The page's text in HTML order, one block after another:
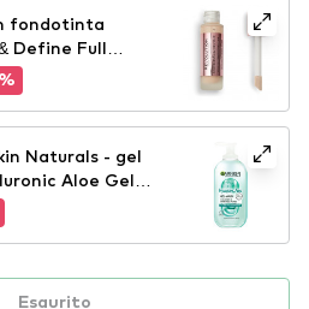
fondotinta
Define Full
- F6
Naturals - gel
Aloe Gel
Esaurito